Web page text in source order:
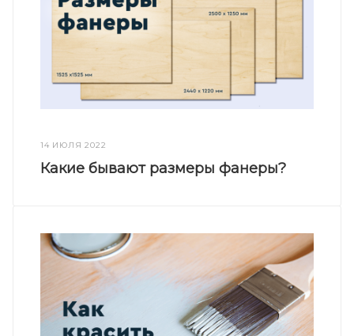
14 ИЮЛЯ 2022
Какие бывают размеры фанеры?